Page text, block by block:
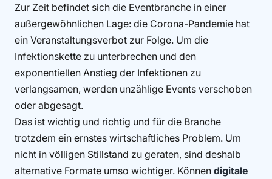
Zur Zeit befindet sich die Eventbranche in einer
außergewöhnlichen Lage: die Corona-Pandemie hat
ein Veranstaltungsverbot zur Folge. Um die
Infektionskette zu unterbrechen und den
exponentiellen Anstieg der Infektionen zu
verlangsamen, werden unzählige Events verschoben
oder abgesagt.
Das ist wichtig und richtig und für die Branche
trotzdem ein ernstes wirtschaftliches Problem. Um
nicht in völligen Stillstand zu geraten, sind deshalb
alternative Formate umso wichtiger. Können digitale